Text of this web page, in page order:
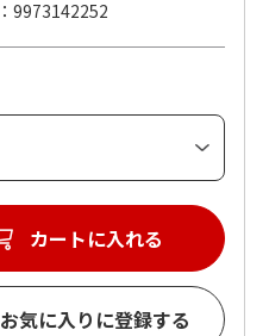
9973142252
カートに入れる
お気に入りに登録する